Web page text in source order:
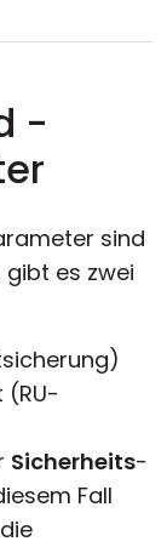
-
sind
gibt es zwei
Sicherheits-
Fall